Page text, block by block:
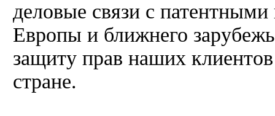
деловые связи с
Европы и ближнего
защиту прав наших
стране.